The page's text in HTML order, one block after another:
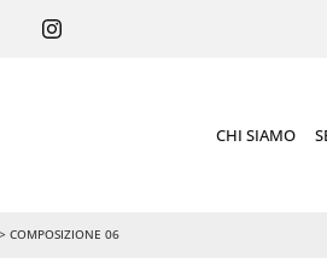
CHI SIAMO
> COMPOSIZIONE 06